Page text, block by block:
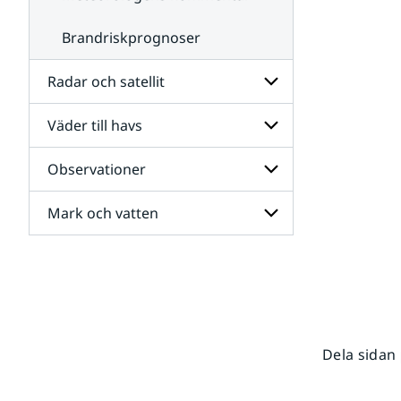
Brandriskprognoser
Radar och satellit
Undersidor
för
Radar
och
satellit
Väder till havs
Undersidor
för
Väder
till
havs
Observationer
Undersidor
för
Mark och vatten
Dela sidan